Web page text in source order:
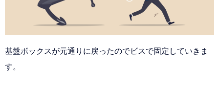
基盤ボックスが元通りに戻ったのでビスで固定していきま
す。